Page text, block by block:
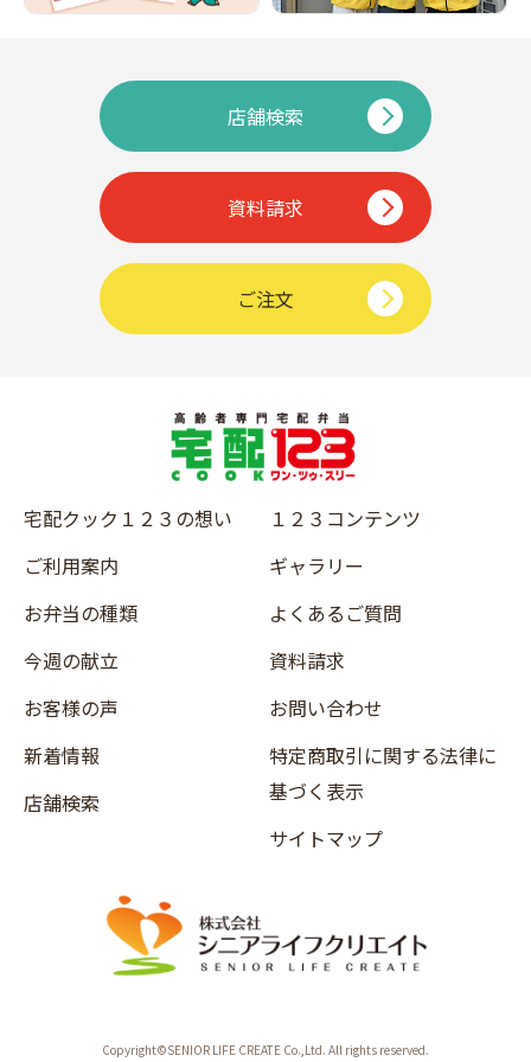
店舗検索
資料請求
ご注文
宅配クック１２３の想い
ご利用案内
お弁当の種類
今週の献立
お客様の声
新着情報
店舗検索
１２３コンテンツ
ギャラリー
よくあるご質問
資料請求
お問い合わせ
特定商取引に関する法律に
基づく表示
サイトマップ
Copyright©SENIOR LIFE CREATE Co.,Ltd. All rights reserved.